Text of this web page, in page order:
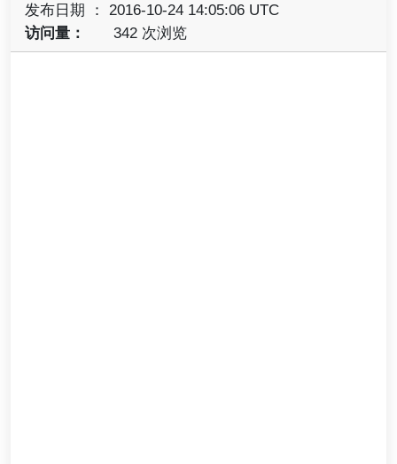
发布日期 ： 2016-10-24 14:05:06 UTC
访问量：
342 次浏览